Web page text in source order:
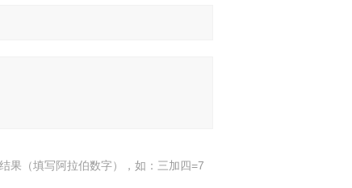
果（填写阿拉伯数字），如：三加四=7